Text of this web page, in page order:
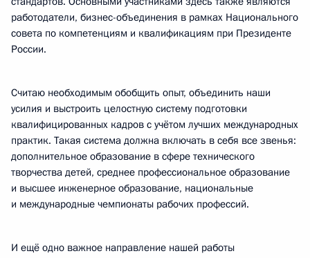
работодатели, бизнес-объединения в рамках Национального
совета по компетенциям и квалификациям при Президенте
России.
Считаю необходимым обобщить опыт, объединить наши
усилия и выстроить целостную систему подготовки
квалифицированных кадров с учётом лучших международных
практик. Такая система должна включать в себя все звенья:
дополнительное образование в сфере технического
творчества детей, среднее профессиональное образование
и высшее инженерное образование, национальные
и международные чемпионаты рабочих профессий.
И ещё одно важное направление нашей работы